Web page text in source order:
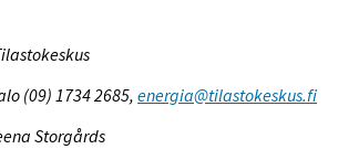
(09) 1734 2685,energia@tilastokeskus.fi
Storgårds